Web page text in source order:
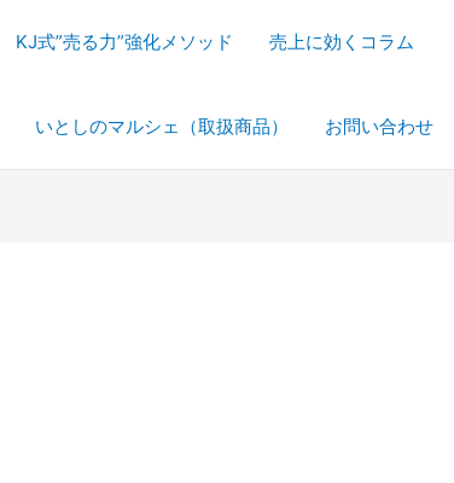
KJ式”売る力”強化メソッド 売上に効くコラム
いとしのマルシェ（取扱商品） お問い合わせ